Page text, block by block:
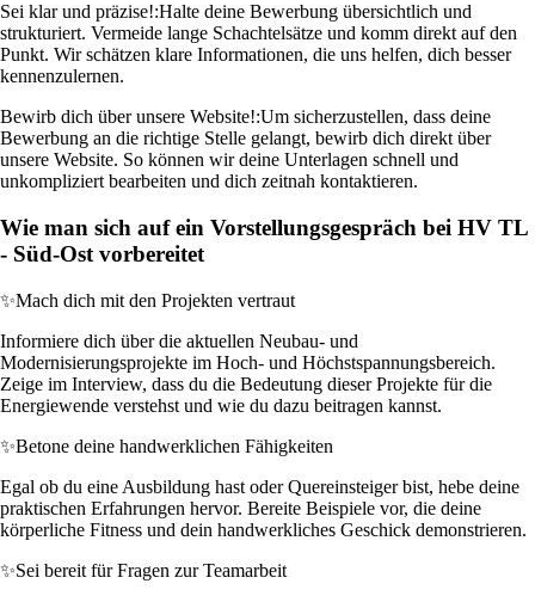
Sei klar und präzise!:Halte deine Bewerbung übersichtlich und
strukturiert. Vermeide lange Schachtelsätze und komm direkt auf den
Punkt. Wir schätzen klare Informationen, die uns helfen, dich besser
kennenzulernen.
Bewirb dich über unsere Website!:Um sicherzustellen, dass deine
Bewerbung an die richtige Stelle gelangt, bewirb dich direkt über
unsere Website. So können wir deine Unterlagen schnell und
unkompliziert bearbeiten und dich zeitnah kontaktieren.
Wie man sich auf ein Vorstellungsgespräch bei HV TL
- Süd-Ost vorbereitet
✨Mach dich mit den Projekten vertraut
Informiere dich über die aktuellen Neubau- und
Modernisierungsprojekte im Hoch- und Höchstspannungsbereich.
Zeige im Interview, dass du die Bedeutung dieser Projekte für die
Energiewende verstehst und wie du dazu beitragen kannst.
✨Betone deine handwerklichen Fähigkeiten
Egal ob du eine Ausbildung hast oder Quereinsteiger bist, hebe deine
praktischen Erfahrungen hervor. Bereite Beispiele vor, die deine
körperliche Fitness und dein handwerkliches Geschick demonstrieren.
✨Sei bereit für Fragen zur Teamarbeit